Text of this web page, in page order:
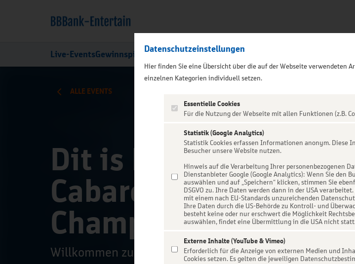
Live-EventsGewinnspieleÜber uns
ALLE EVENTS
Dit is Berlin - History
Cabaret with
Champagne
Willkommen zu einem Abend, wie es ihn nur in Berlin
Datenschutzeinstellungen
Hier finden Sie eine Übersicht über die auf der Webseite verwendeten
einzelnen Kategorien individuell setzen.
Essentielle Cookies
Für die Nutzung der Webseite mit allen Funktionen (z.B.
Statistik (Google Analytics)
Statistik Cookies erfassen Informationen anonym. Diese
Besucher unsere Website nutzen.
Hinweis auf die Verarbeitung Ihrer personenbezogenen
Dienstanbieter Google (Google Analytics): Wenn Sie den
auswählen und auf „Speichern“ klicken, stimmen Sie
DSGVO zu. Ihre Daten werden dann in der USA
mit einem nach EU-Standards unzureichenden
Ihre Daten durch die US-Behörde zu Kontroll- und
besteht keine oder nur erschwert die Möglichkeit
auswählen, findet eine Übermittlung in die USA nicht
Externe Inhalte (YouTube & Vimeo)
Erforderlich für die Anzeige von externen Medien und
Cookies setzen. Es gelten die jeweiligen